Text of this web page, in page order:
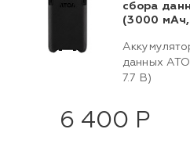
сбора
(3000 мАч,
данных
7.7 В)
6 400 Р